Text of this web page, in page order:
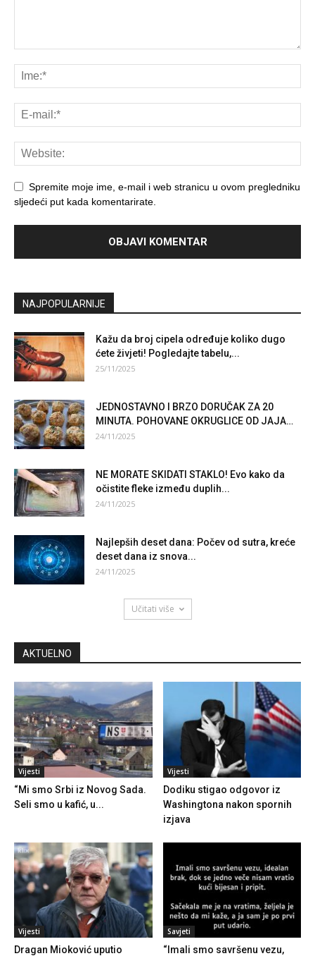
Spremite moje ime, e-mail i web stranicu u ovom pregledniku
sljedeći put kada komentarirate.
NAJPOPULARNIJE
Kažu da broj cipela određuje koliko dugo
ćete živjeti! Pogledajte tabelu,...
25/11/2025
JEDNOSTAVNO I BRZO DORUČAK ZA 20
MINUTA. POHOVANE OKRUGLICE OD JAJA…
24/11/2025
NE MORATE SKIDATI STAKLO! Evo kako da
očistite fleke između duplih...
24/11/2025
Najlepših deset dana: Počev od sutra, kreće
deset dana iz snova...
24/11/2025
Učitati više
AKTUELNO
Vijesti
“Mi smo Srbi iz Novog Sada.
Seli smo u kafić, u...
Vijesti
Dodiku stigao odgovor iz
Washingtona nakon spornih
izjava
Vijesti
Dragan Mioković uputio
Savjeti
“Imali smo savršenu vezu,